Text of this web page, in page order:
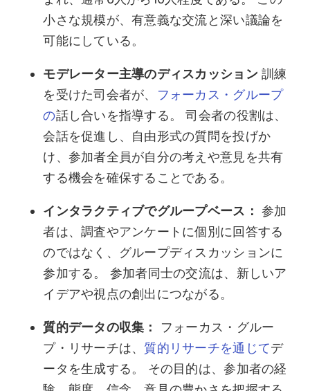
小さな規模が、有意義な交流と深い議論を
可能にしている。
モデレーター主導のディスカッション訓練
を受けた司会者が、
フォーカス・グループ
の話し合いを指導する。 司会者の役割は、
会話を促進し、自由形式の質問を投げか
け、参加者全員が自分の考えや意見を共有
する機会を確保することである。
インタラクティブでグループベース： 参加
者は、調査やアンケートに個別に回答する
のではなく、グループディスカッションに
参加する。 参加者同士の交流は、新しいア
イデアや視点の創出につながる。
質的データの収集： フォーカス・グルー
プ・リサーチは、 質的リサーチを通じてデ
ータを生成する。 その目的は、参加者の経